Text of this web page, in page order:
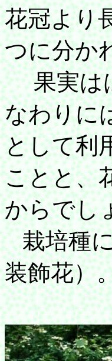
花冠より
つに分か
果実はは
なわりに
として利
ことと、
からでし
栽培種に
装飾花）